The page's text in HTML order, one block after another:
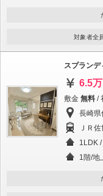
対象者全
スプランデ
6.5万
敷金 無料 /
長崎県
ＪＲ
1LDK
1階/地